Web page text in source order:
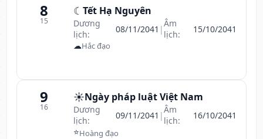
8
15
☾ Tết Hạ Nguyên
Dương
lịch:
08/11/2041 |Âm
lịch:
15/10/2041
☁Hắc đạo
9
16
☀️Ngày pháp luật Việt Nam
Dương
lịch:
09/11/2041 |Âm
lịch:
16/10/2041
⭐Hoàng đạo